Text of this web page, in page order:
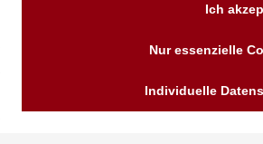
aus Edelstahl mit Wandhalter
Ich
Nur essenzielle
Individuelle